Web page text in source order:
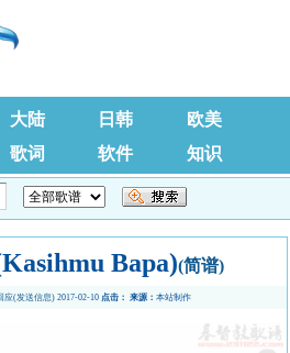
大陆 日韩
欧美
歌词 软件 知识
Bapa)(简谱)
应(发送信息) 2017-02-10点击： 来源： 本站制作